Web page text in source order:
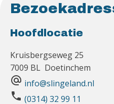
Hoofdlocatie
Kruisbergseweg 25
7009 BL Doetinchem
alternate_email info@slingeland.nl
phone (0314) 32 99 11